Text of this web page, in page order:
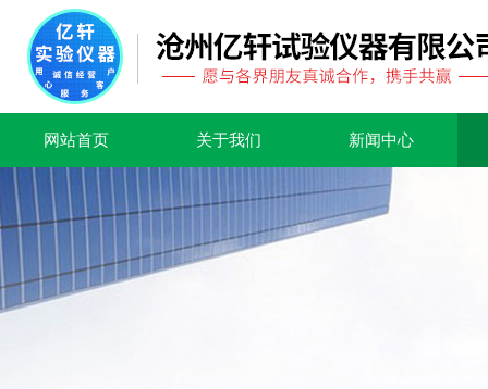
网站首页 关于我们 新闻中心